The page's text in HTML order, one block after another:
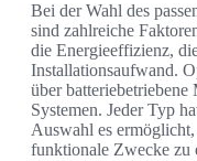
Bei der Wahl des
sind zahlreiche
die Energieeffizienz,
Installationsaufwand.
über
Systemen. Jeder Typ
Auswahl es
funktionale Zwecke zu